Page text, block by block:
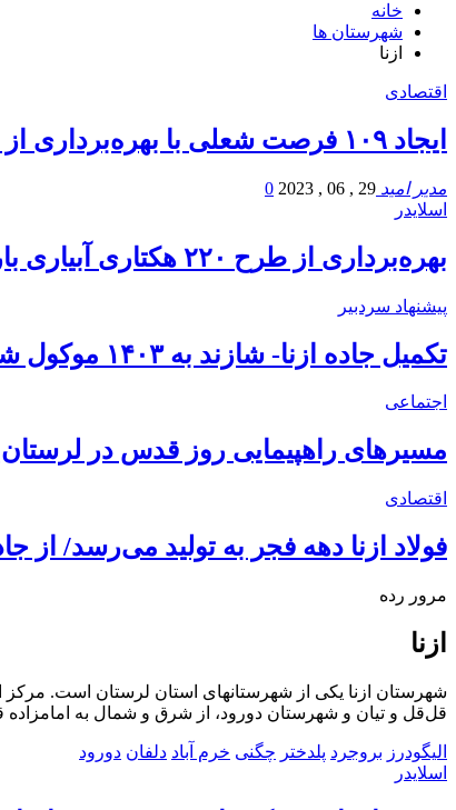
خانه
شهرستان ها
ازنا
اقتصادی
ایجاد ۱۰۹ فرصت شعلی با بهره‌برداری از طرح تولید فروسیلیکو منگنز
مدیر امید 29 , 06 , 2023
0
اسلایدر
بهره‌برداری از طرح ۲۲۰ هکتاری آبیاری بارانی تحت فشاردر لرستان
پیشنهاد سردبیر
تکمیل جاده ازنا- شازند به ۱۴۰۳ موکول شد
اجتماعی
مسیرهای راهپیمایی روز قدس در
اقتصادی
فولاد ازنا دهه فجر به تولید می‌رسد/ از
مرور رده
ازنا
شهرستان ازنا یکی از شهرستانهای استان لرستان است.
قل‌قل و تیان و شهرستان دورود، از شرق و شمال به
الیگودرز بروجرد پلدختر چگنی خرم آباد دلفان دورود
اسلایدر